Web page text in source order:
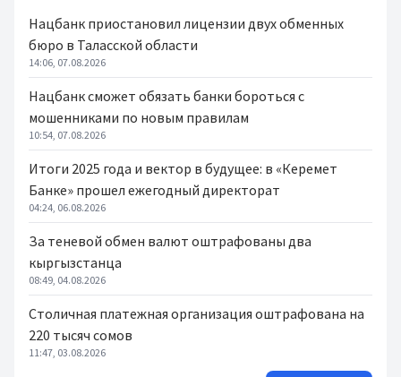
Нацбанк приостановил лицензии двух обменных
бюро в Таласской области
14:06, 07.08.2026
Нацбанк сможет обязать банки бороться с
мошенниками по новым правилам
10:54, 07.08.2026
Итоги 2025 года и вектор в будущее: в «Керемет
Банке» прошел ежегодный директорат
04:24, 06.08.2026
За теневой обмен валют оштрафованы два
кыргызстанца
08:49, 04.08.2026
Столичная платежная организация оштрафована на
220 тысяч сомов
11:47, 03.08.2026